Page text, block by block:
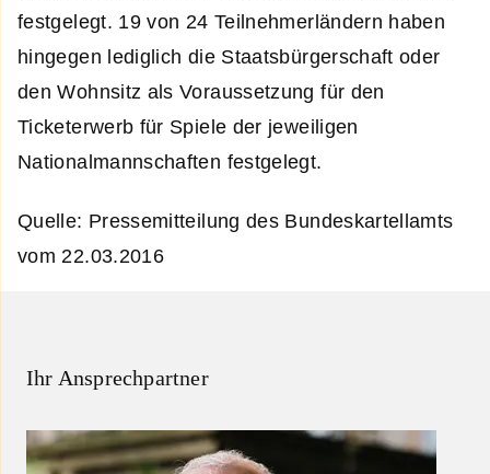
festgelegt. 19 von 24 Teilnehmerländern haben
hingegen lediglich die Staatsbürgerschaft oder
den Wohnsitz als Voraussetzung für den
Ticketerwerb für Spiele der jeweiligen
Nationalmannschaften festgelegt.
Quelle: Pressemitteilung des Bundeskartellamts
vom 22.03.2016
Ihr Ansprechpartner